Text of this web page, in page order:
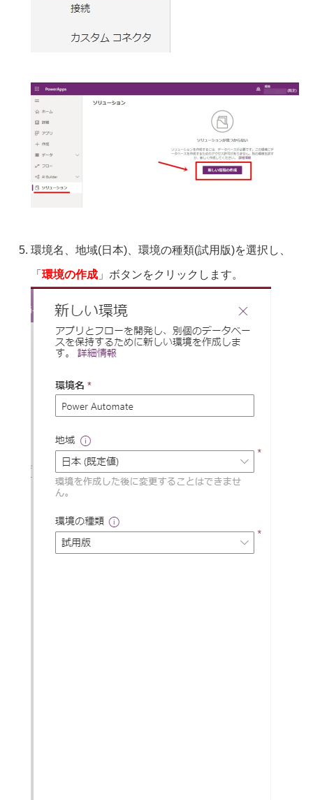
環境名、地域(日本)、環境の種類(試用版)を選択し、
「 環境の作成 」ボタンをクリックします。